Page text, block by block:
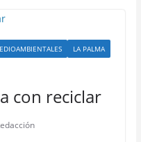
LA PALMA
con reciclar